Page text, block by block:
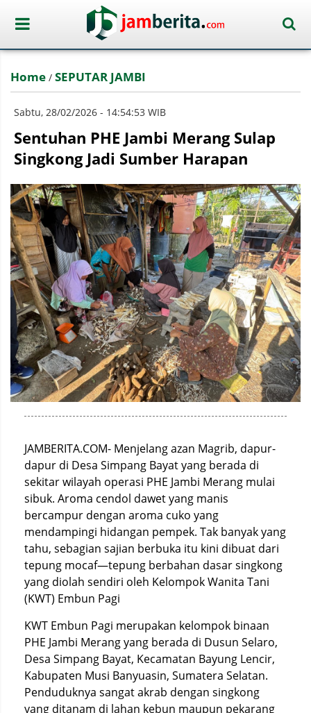
Home / SEPUTAR JAMBI
Sabtu, 28/02/2026 - 14:54:53 WIB
Sentuhan PHE Jambi Merang Sulap
Singkong Jadi Sumber Harapan
JAMBERITA.COM- Menjelang azan Magrib, dapur-
dapur di Desa Simpang Bayat yang berada di
sekitar wilayah operasi PHE Jambi Merang mulai
sibuk. Aroma cendol dawet yang manis
bercampur dengan aroma cuko yang
mendampingi hidangan pempek. Tak banyak yang
tahu, sebagian sajian berbuka itu kini dibuat dari
tepung mocaf—tepung berbahan dasar singkong
yang diolah sendiri oleh Kelompok Wanita Tani
(KWT) Embun Pagi
KWT Embun Pagi merupakan kelompok binaan
PHE Jambi Merang yang berada di Dusun Selaro,
Desa Simpang Bayat, Kecamatan Bayung Lencir,
Kabupaten Musi Banyuasin, Sumatera Selatan.
Penduduknya sangat akrab dengan singkong
yang ditanam di lahan kebun maupun pekarang